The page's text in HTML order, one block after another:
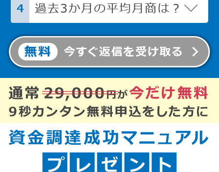
4 過去3か月の平均月商は？